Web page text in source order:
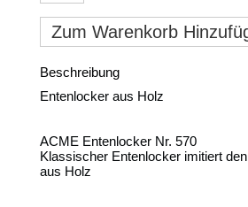
Zum Warenkorb
Beschreibung
Entenlocker aus Holz
ACME Entenlocker Nr. 570
Klassischer Entenlocker imitiert
aus Holz